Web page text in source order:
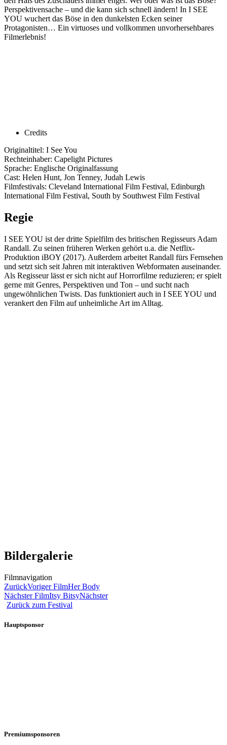
Perspektivensache – und die kann sich schnell ändern! In I SEE
YOU wuchert das Böse in den dunkelsten Ecken seiner
Protagonisten… Ein virtuoses und vollkommen unvorhersehbares
Filmerlebnis!
Credits
Originaltitel: I See You
Rechteinhaber: Capelight Pictures
Sprache: Englische Originalfassung
Cast: Helen Hunt, Jon Tenney, Judah Lewis
Filmfestivals: Cleveland International Film Festival, Edinburgh
International Film Festival, South by Southwest Film Festival
Regie
I SEE YOU ist der dritte Spielfilm des britischen Regisseurs Adam
Randall. Zu seinen früheren Werken gehört u.a. die Netflix-
Produktion iBOY (2017). Außerdem arbeitet Randall fürs Fernsehen
und setzt sich seit Jahren mit interaktiven Webformaten auseinander.
Als Regisseur lässt er sich nicht auf Horrorfilme reduzieren; er spielt
gerne mit Genres, Perspektiven und Ton – und sucht nach
ungewöhnlichen Twists. Das funktioniert auch in I SEE YOU und
verankert den Film auf unheimliche Art im Alltag.
Bildergalerie
Filmnavigation
ZurückVoriger FilmHer Body
Nächster FilmItsy BitsyNächster
Zurück zum Festival
Hauptsponsor
Premiumsponsoren